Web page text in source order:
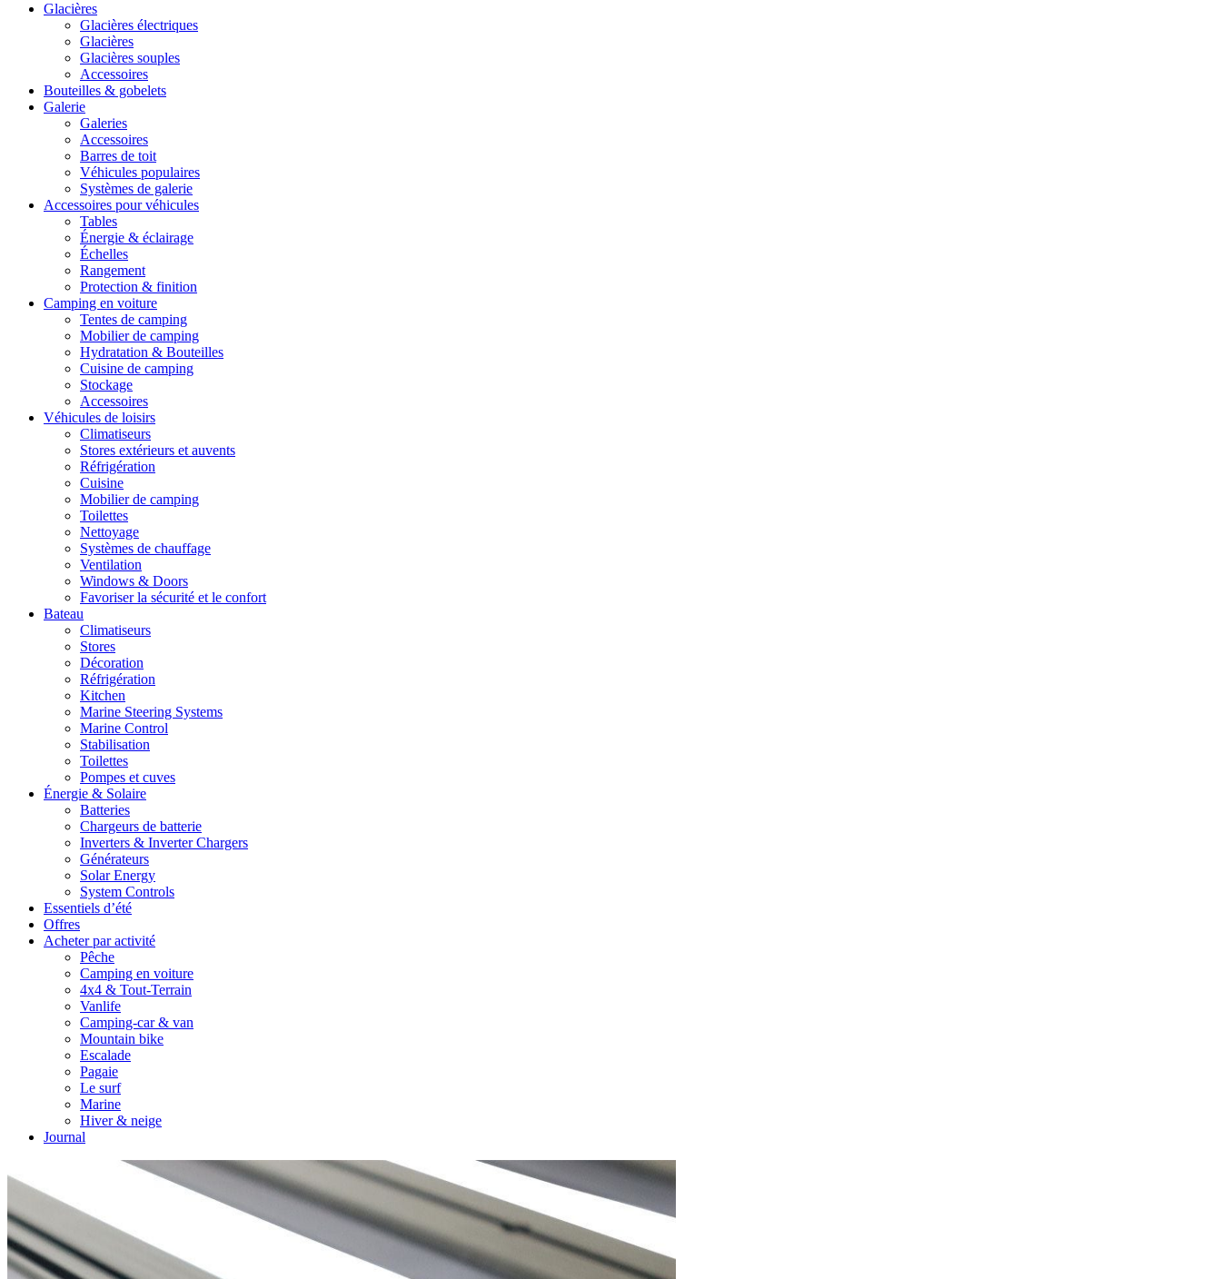
Glacières
Glacières électriques
Glacières
Glacières souples
Accessoires
Bouteilles & gobelets
Galerie
Galeries
Accessoires
Barres de toit
Véhicules populaires
Systèmes de galerie
Accessoires pour véhicules
Tables
Énergie & éclairage
Échelles
Rangement
Protection & finition
Camping en voiture
Tentes de camping
Mobilier de camping
Hydratation & Bouteilles
Cuisine de camping
Stockage
Accessoires
Véhicules de loisirs
Climatiseurs
Stores extérieurs et auvents
Réfrigération
Cuisine
Mobilier de camping
Toilettes
Nettoyage
Systèmes de chauffage
Ventilation
Windows & Doors
Favoriser la sécurité et le confort
Bateau
Climatiseurs
Stores
Décoration
Réfrigération
Kitchen
Marine Steering Systems
Marine Control
Stabilisation
Toilettes
Pompes et cuves
Énergie & Solaire
Batteries
Chargeurs de batterie
Inverters & Inverter Chargers
Générateurs
Solar Energy
System Controls
Essentiels d’été
Offres
Acheter par activité
Pêche
Camping en voiture
4x4 & Tout-Terrain
Vanlife
Camping-car & van
Mountain bike
Escalade
Pagaie
Le surf
Marine
Hiver & neige
Journal